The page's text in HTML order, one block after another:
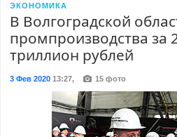
ЭКОНОМИКА
В Волгоградской
промпроизводства за
триллион рублей
3 Фев 202013:27, 15 фото